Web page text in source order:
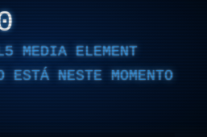
MEDIA ELEMENT
ESTÁ NESTE MOMENTO